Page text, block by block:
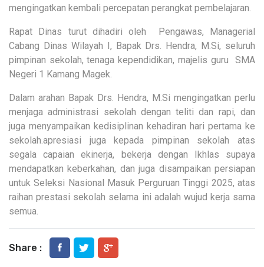
mengingatkan kembali percepatan perangkat pembelajaran.
Rapat Dinas turut dihadiri oleh Pengawas, Managerial
Cabang Dinas Wilayah I, Bapak Drs. Hendra, M.Si, seluruh
pimpinan sekolah, tenaga kependidikan, majelis guru SMA
Negeri 1 Kamang Magek.
Dalam arahan Bapak Drs. Hendra, M.Si mengingatkan perlu
menjaga administrasi sekolah dengan teliti dan rapi, dan
juga menyampaikan kedisiplinan kehadiran hari pertama ke
sekolah.apresiasi juga kepada pimpinan sekolah atas
segala capaian ekinerja, bekerja dengan Ikhlas supaya
mendapatkan keberkahan, dan juga disampaikan persiapan
untuk Seleksi Nasional Masuk Perguruan Tinggi 2025, atas
raihan prestasi sekolah selama ini adalah wujud kerja sama
semua.
Share :